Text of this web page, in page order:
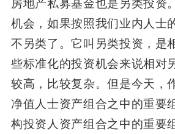
机会，如果按照我们业内人士
不另类了。它叫另类投资，是
些标准化的投资机会来说相对
较高，比较复杂。但是今天，
净值人士资产组合之中的重要
构投资人资产组合之中的重要